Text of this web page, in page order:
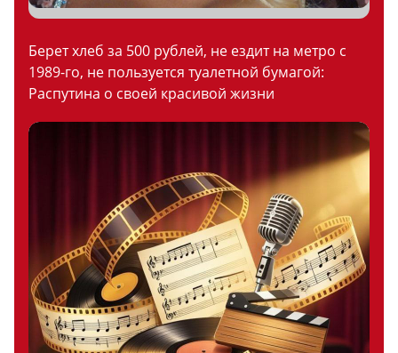
Берет хлеб за 500 рублей, не ездит на метро с
1989-го, не пользуется туалетной бумагой:
Распутина о своей красивой жизни